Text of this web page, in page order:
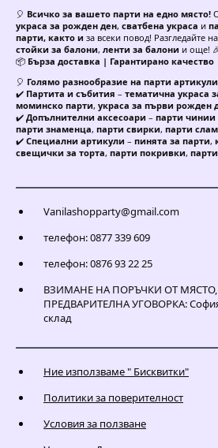
🎈 Всичко за вашето парти на едно място!
украса за рожден ден, сватбена украса и
парти, както и за всеки повод! Разгледайте
стойки за балони, ленти за балони и още!
📦 Бърза доставка | Гарантирано
🎈 Голямо разнообразие на парти
✔️ Партита и събития – тематична украса
моминско парти, украса за първи рожден
✔️ Допълнителни аксесоари – парти
парти знаменца, парти свирки, парти
✔️ Специални артикули – пинята за парти,
свещички за торта, парти покривки,
Vanilashopparty@gmail.com
телефон: 0877 339 609
телефон: 0876 93 22 25
ВЗИМАНЕ НА ПОРЪЧКИ ОТ
ПРЕДВАРИТЕЛНА УГОВОРКА:
склад
Ние използваме " Бисквитки"
Политики за поверителност
Условия за ползване